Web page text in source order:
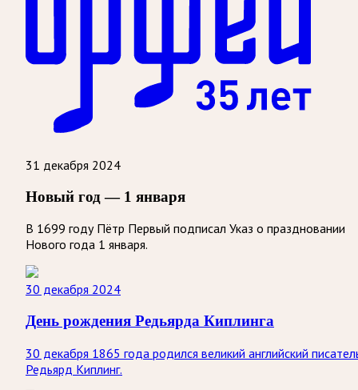
31 декабря 2024
Новый год — 1 января
В 1699 году Пётр Первый подписал Указ о праздновании
Нового года 1 января.
30 декабря 2024
День рождения Редьярда Киплинга
30 декабря 1865 года родился великий английский
Редьярд Киплинг.